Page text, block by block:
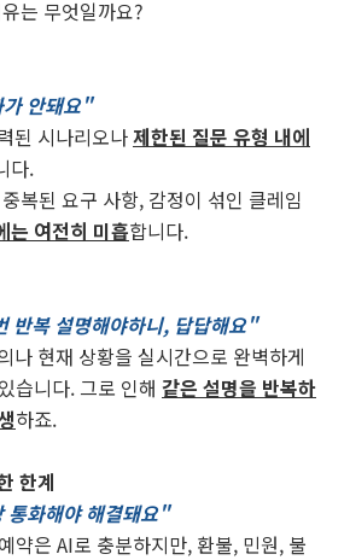
는 무엇일까요?
가 안돼요"
된 시나리오나제한된 질문 유형 내에
다.
복된 요구 사항, 감정이 섞인 클레임
는 여전히 미흡합니다.
반복 설명해야하니, 답답해요"
나 현재 상황을 실시간으로 완벽하게
습니다. 그로 인해 같은 설명을 반복하
하죠.
한계
통화해야 해결돼요"
약은 AI로 충분하지만, 환불, 민원, 불